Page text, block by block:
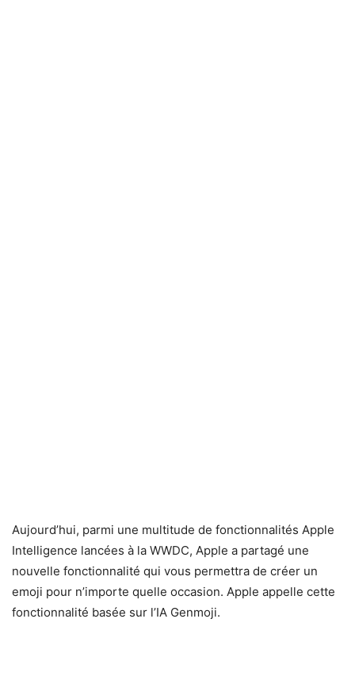
Aujourd’hui, parmi une multitude de fonctionnalités Apple
Intelligence lancées à la WWDC, Apple a partagé une
nouvelle fonctionnalité qui vous permettra de créer un
emoji pour n’importe quelle occasion. Apple appelle cette
fonctionnalité basée sur l’IA Genmoji.